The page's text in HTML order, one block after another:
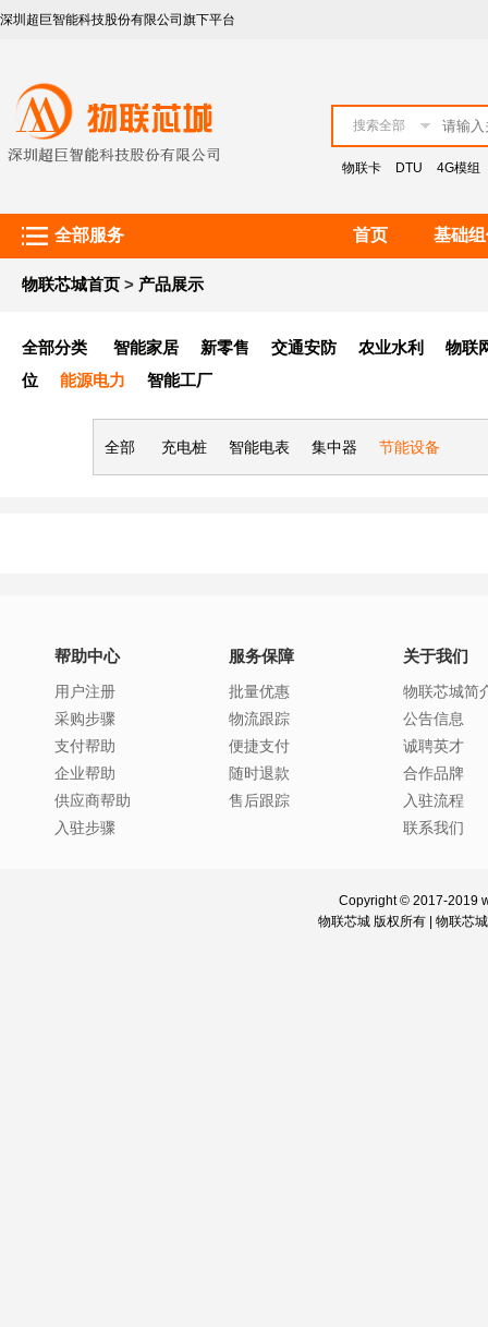
深圳超巨智能科技股份有限公司旗下平台
搜索全部
物联卡 DTU 4G模组
全部服务 首页 基础
物联芯城首页 > 产品展示
全部分类 智能家居 新零售 交通安防 农业水利
物联
位
能源电力 智能工厂
全部 充电桩 智能电表 集中器 节能设备
帮助中心
用户注册
采购步骤
支付帮助
企业帮助
供应商帮助
入驻步骤
服务保障
批量优惠
物流跟踪
便捷支付
随时退款
售后跟踪
关于我们
物联芯城简
公告信息
诚聘英才
合作品牌
入驻流程
联系我们
Copyright © 2017-2019
物联芯城 版权所有 | 物联芯